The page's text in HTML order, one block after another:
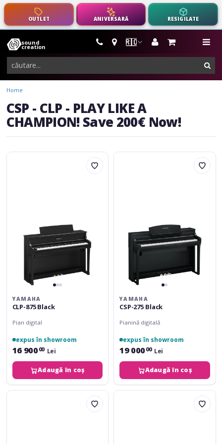
OUTLET ANIVERSARĂ RESIGILATE
🇷🇴
sound
creation
instrumente
muzicale,
echipamente
pro-
audio
Home
CSP - CLP - PLAY LIKE A
CHAMPION! Save 200€ Now!
Yamaha
YAMAHA
CLP-875 Black
Pian digital
expus în showroom
16 90000 Lei
Adaugă în coș
Yamaha
YAMAHA
CSP-275 Black
Pianină digitală
expus în showroom
19 00000 Lei
Adaugă în coș
Yamaha
Yamaha